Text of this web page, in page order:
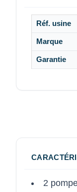
Réf. usine
Marque
Garantie
2